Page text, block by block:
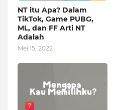
NT itu Apa? Dalam
TikTok, Game PUBG,
ML, dan FF Arti NT
Adalah
Mei 15, 2022
7